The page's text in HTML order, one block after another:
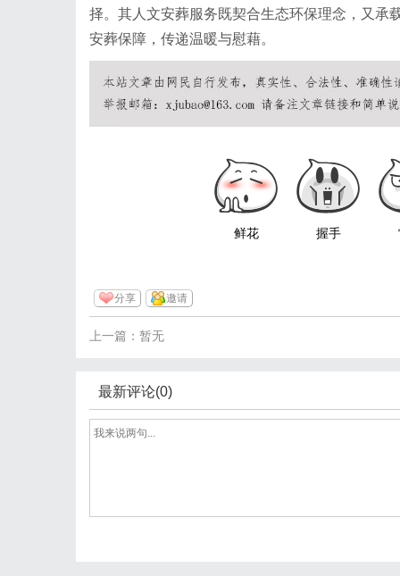
择。其人文安葬服务既契合生态环保理念，又承
安葬保障，传递温暖与慰藉。
鲜花 握手
分享 邀请
上一篇：暂无
最新评论(0)